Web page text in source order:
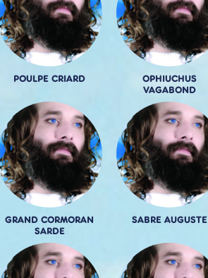
POULPE CRIARD
OPHIUCHUS
VAGABOND
GRAND CORMORAN
SARDE
SABRE AUGUSTE